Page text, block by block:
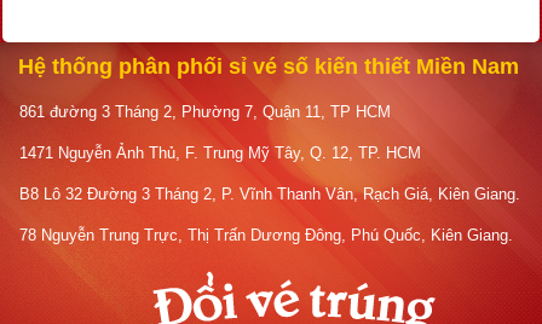
Hệ thống phân phối sỉ vé số kiến thiết Miền Nam
861 đường 3 Tháng 2, Phường 7, Quận 11, TP HCM
1471 Nguyễn Ảnh Thủ, F. Trung Mỹ Tây, Q. 12, TP. HCM
B8 Lô 32 Đường 3 Tháng 2, P. Vĩnh Thanh Vân, Rạch Giá, Kiên Giang.
78 Nguyễn Trung Trực, Thị Trấn Dương Đông, Phú Quốc, Kiên Giang.